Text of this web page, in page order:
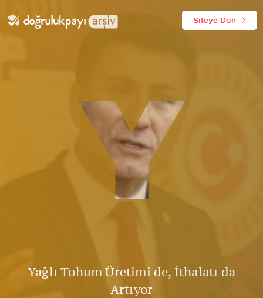
Siteye Dön
Y
Yağlı Tohum Üretimi de, İthalatı da
Artıyor